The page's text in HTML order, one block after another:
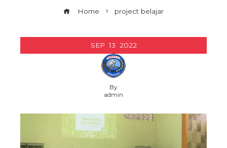
Home project belajar
SEP 13 2022
By
admin